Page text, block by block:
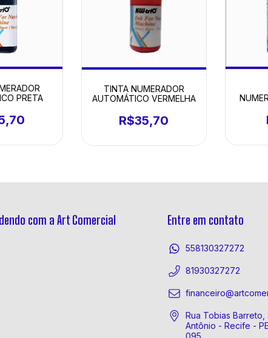
PRETA
TINTA NUMERADOR
AUTOMÁTICO VERMELHA
R$35,70
com a Art Comercial Entre em contato
558130327272
81930327272
Rua Tobias
Antônio - Recife -